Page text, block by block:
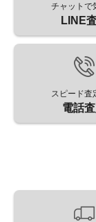
チャットで
LINE
スピード査
電話